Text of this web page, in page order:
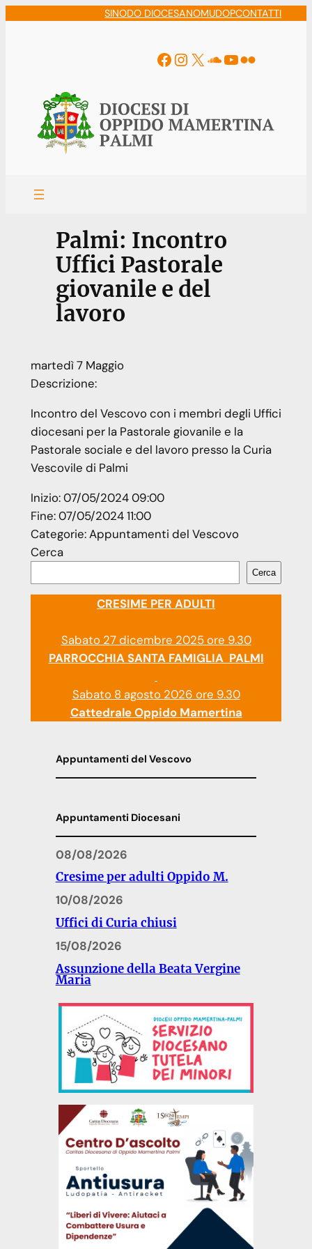
SINODO DIOCESANOMUDOPCONTATTI
Facebook
Instagram
X Soundcloud
YouTube
Flickr
Palmi: Incontro
Uffici Pastorale
giovanile e del
lavoro
martedì7 Maggio
Descrizione:
Incontro del Vescovo con i membri degli Uffici
diocesani per la Pastorale giovanile e la
Pastorale sociale e del lavoro presso la Curia
Vescovile di Palmi
Inizio:07/05/2024 09:00
Fine:07/05/2024 11:00
Categorie:Appuntamenti del Vescovo
Cerca
Cerca
CRESIME PER ADULTI
Sabato 27 dicembre 2025 ore 9.30
PARROCCHIA SANTA FAMIGLIA PALMI
Sabato 8 agosto 2026 ore 9.30
Cattedrale Oppido Mamertina
Appuntamenti del Vescovo
Appuntamenti Diocesani
08/08/2026
Cresime per adulti Oppido M.
10/08/2026
Uffici di Curia chiusi
15/08/2026
Assunzione della Beata Vergine
Maria